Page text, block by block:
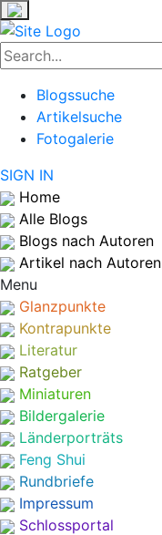
Blogssuche
Artikelsuche
Fotogalerie
SIGN IN
Home
Alle Blogs
Blogs nach Autoren
Artikel nach Autoren
Menu
Glanzpunkte
Kontrapunkte
Literatur
Ratgeber
Miniaturen
Bildergalerie
Länderporträts
Feng Shui
Rundbriefe
Impressum
Schlossportal